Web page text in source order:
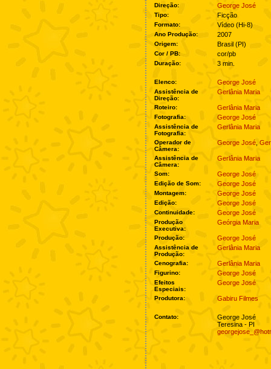
Direção: George José
Tipo: Ficção
Formato: Vídeo (Hi-8)
Ano Produção: 2007
Origem: Brasil (PI)
Cor / PB: cor/pb
Duração: 3 min.
Elenco: George José
Assistência de
Direção:
Gerlânia Maria
Roteiro: Gerlânia Maria
Fotografia: George José
Assistência de
Fotografia:
Gerlânia Maria
Operador de
Câmera:
George José
Assistência de
Câmera:
Gerlânia Maria
Som: George José
Edição de Som: George José
Montagem: George José
Edição: George José
Continuidade: George José
Produção
Executiva:
Geórgia Maria
Produção: George José
Assistência de
Produção:
Gerlânia Maria
Cenografia: Gerlânia Maria
Figurino: George José
Efeitos
Especiais:
George José
Produtora: Gabiru Filmes
Contato:
George José
Teresina - PI